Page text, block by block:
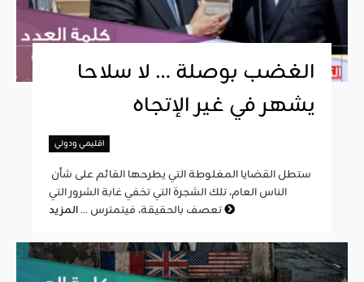
الغضب بوصلة … لا سلاحا
يشهر في غير الإتجاه
اقليمي ودولي
الناس العام، تلك الشجرة التي تخفي غابة الشرور التي
تعصف بالحقيقة، فيتمترس ...